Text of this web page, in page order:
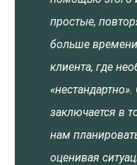
простые,
больше
клиента, где
заключается в
нам
оценивая